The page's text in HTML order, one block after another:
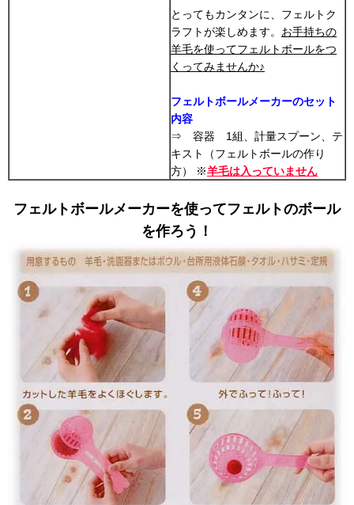
とってもカンタンに、フェルトク
ラフトが楽しめます。 お手持ちの
羊毛を使ってフェルトボールをつ
くってみませんか♪
フェルトボールメーカーのセット
内容
⇒ 容器 1組、計量スプーン、テ
キスト（フェルトボールの作り
方） ※羊毛は入っていません
フェルトボールメーカーを使ってフェルトのボール
を作ろう！